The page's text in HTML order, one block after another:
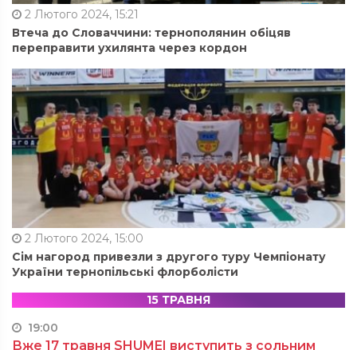
2 Лютого 2024, 15:21
Втеча до Словаччини: тернополянин обіцяв
переправити ухилянта через кордон
2 Лютого 2024, 15:00
Сім нагород привезли з другого туру Чемпіонату
України тернопільські флорболісти
15 ТРАВНЯ
19:00
Вже 17 травня SHUMEI виступить з сольним